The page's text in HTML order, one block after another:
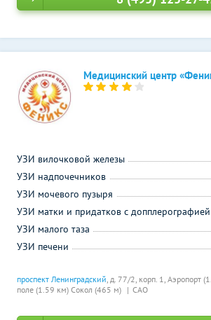
Медицинский центр
проспект Ленинградский, д. 77/2, корп. 1, Аэропорт
поле (1.59 км) Сокол (465 м) САО
УЗИ вилочковой железы
УЗИ надпочечников
УЗИ мочевого пузыря
УЗИ матки и придатков с
УЗИ малого таза
УЗИ печени